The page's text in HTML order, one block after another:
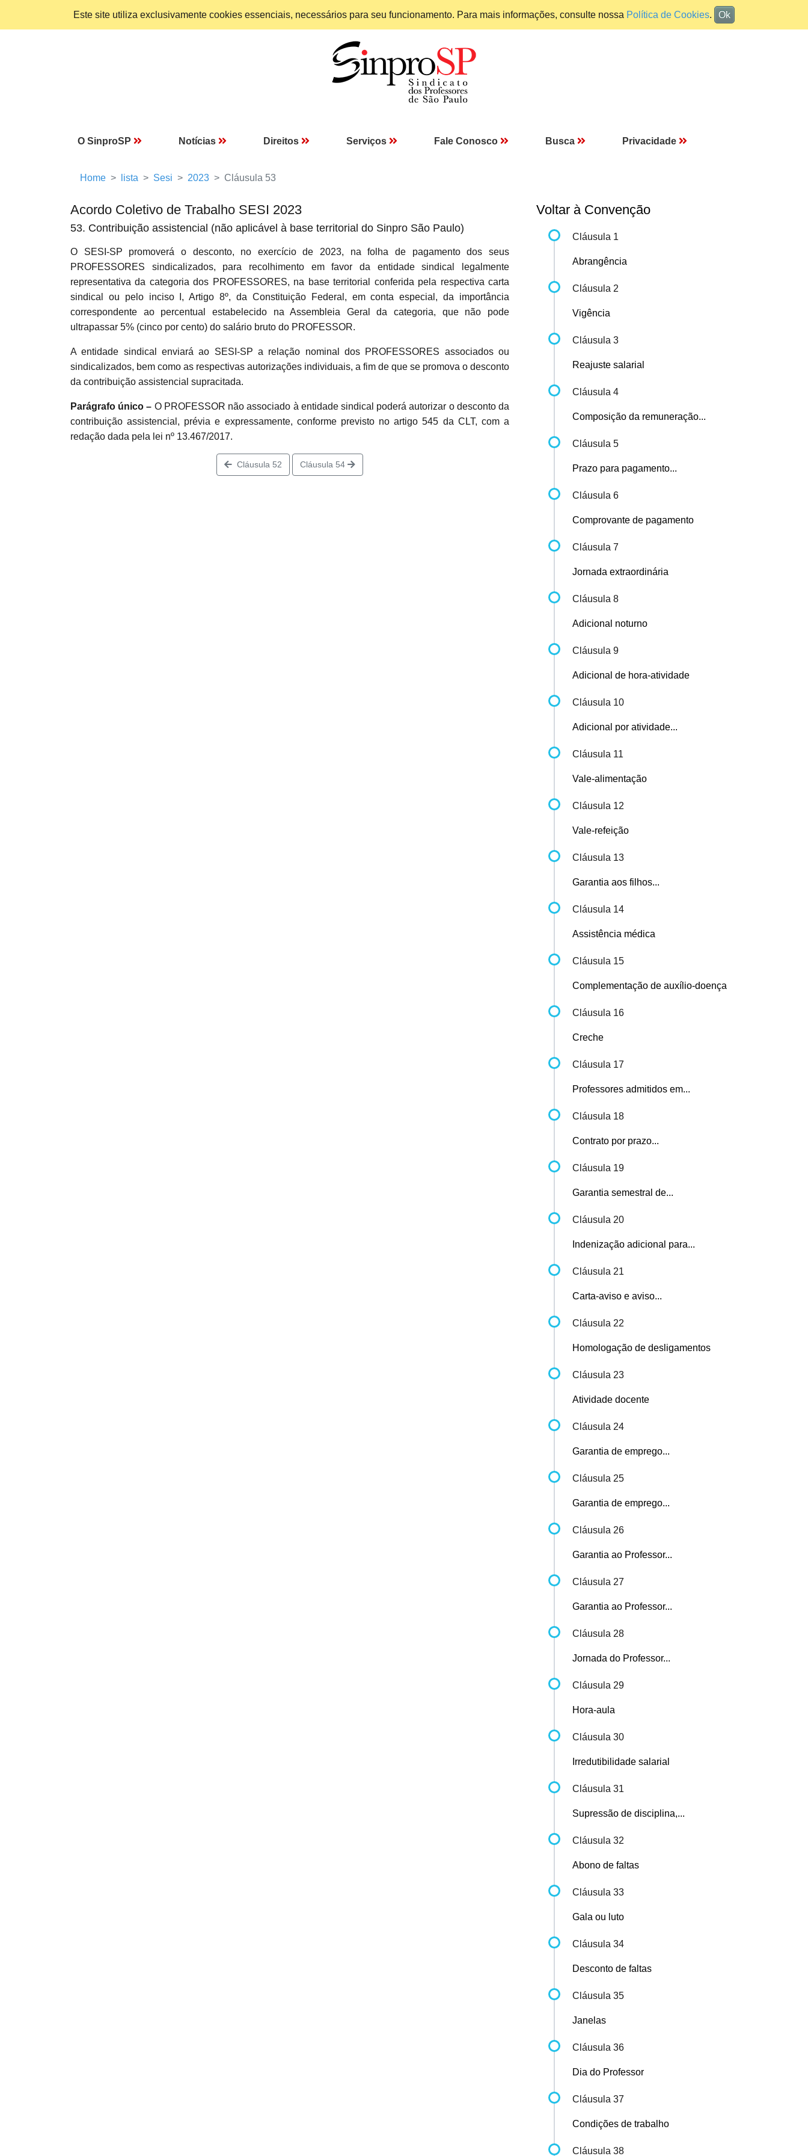
Este site utiliza exclusivamente cookies essenciais, necessários para seu funcionamento. Para mais informações, consulte nossa Política de Cookies. Ok
O SinproSP Notícias Direitos Serviços Fale Conosco Busca Privacidade
Home lista Sesi 2023 Cláusula 53
Acordo Coletivo de Trabalho SESI 2023
53. Contribuição assistencial (não aplicável à base territorial do Sinpro São Paulo)
O SESI-SP promoverá o desconto, no exercício de 2023, na folha de pagamento dos seus
PROFESSORES sindicalizados, para recolhimento em favor da entidade sindical legalmente
representativa da categoria dos PROFESSORES, na base territorial conferida pela respectiva carta
sindical ou pelo inciso I, Artigo 8º, da Constituição Federal, em conta especial, da importância
correspondente ao percentual estabelecido na Assembleia Geral da categoria, que não pode
ultrapassar 5% (cinco por cento) do salário bruto do PROFESSOR.
A entidade sindical enviará ao SESI-SP a relação nominal dos PROFESSORES associados ou
sindicalizados, bem como as respectivas autorizações individuais, a fim de que se promova o desconto
da contribuição assistencial supracitada.
Parágrafo único – O PROFESSOR não associado à entidade sindical poderá autorizar o desconto da
contribuição assistencial, prévia e expressamente, conforme previsto no artigo 545 da CLT, com a
redação dada pela lei nº 13.467/2017.
Cláusula 52 Cláusula 54
Voltar à Convenção
Cláusula 1
Abrangência
Cláusula 2
Vigência
Cláusula 3
Reajuste salarial
Cláusula 4
Composição da remuneração...
Cláusula 5
Prazo para pagamento...
Cláusula 6
Comprovante de pagamento
Cláusula 7
Jornada extraordinária
Cláusula 8
Adicional noturno
Cláusula 9
Adicional de hora-atividade
Cláusula 10
Adicional por atividade...
Cláusula 11
Vale-alimentação
Cláusula 12
Vale-refeição
Cláusula 13
Garantia aos filhos...
Cláusula 14
Assistência médica
Cláusula 15
Complementação de auxílio-doença
Cláusula 16
Creche
Cláusula 17
Professores admitidos em...
Cláusula 18
Contrato por prazo...
Cláusula 19
Garantia semestral de...
Cláusula 20
Indenização adicional para...
Cláusula 21
Carta-aviso e aviso...
Cláusula 22
Homologação de desligamentos
Cláusula 23
Atividade docente
Cláusula 24
Garantia de emprego...
Cláusula 25
Garantia de emprego...
Cláusula 26
Garantia ao Professor...
Cláusula 27
Garantia ao Professor...
Cláusula 28
Jornada do Professor...
Cláusula 29
Hora-aula
Cláusula 30
Irredutibilidade salarial
Cláusula 31
Supressão de disciplina,...
Cláusula 32
Abono de faltas
Cláusula 33
Gala ou luto
Cláusula 34
Desconto de faltas
Cláusula 35
Janelas
Cláusula 36
Dia do Professor
Cláusula 37
Condições de trabalho
Cláusula 38